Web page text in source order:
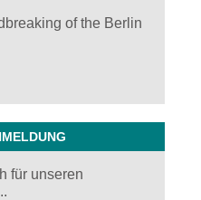
of the Berlin
für unseren